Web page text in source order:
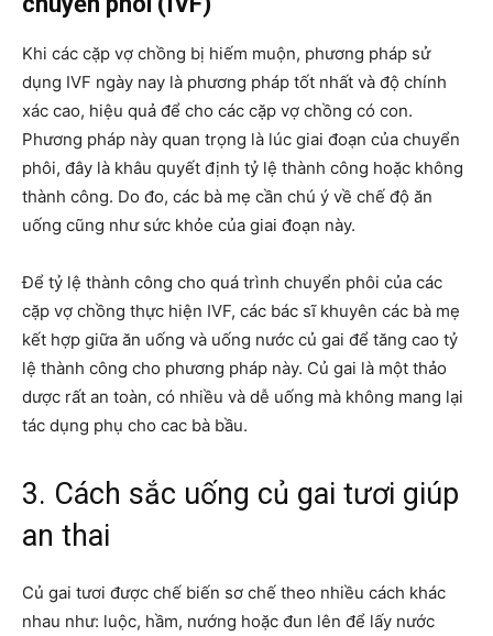
Khi các cặp vợ chồng bị hiếm muộn, phương pháp sử
dụng IVF ngày nay là phương pháp tốt nhất và độ chính
xác cao, hiệu quả để cho các cặp vợ chồng có con.
Phương pháp này quan trọng là lúc giai đoạn của chuyển
phôi, đây là khâu quyết định tỷ lệ thành công hoặc không
thành công. Do đo, các bà mẹ cần chú ý về chế độ ăn
uống cũng như sức khỏe của giai đoạn này.
Để tỷ lệ thành công cho quá trình chuyển phôi của các
cặp vợ chồng thực hiện IVF, các bác sĩ khuyên các bà mẹ
kết hợp giữa ăn uống và uống nước củ gai để tăng cao tỷ
lệ thành công cho phương pháp này. Củ gai là một thảo
dược rất an toàn, có nhiều và dễ uống mà không mang lại
tác dụng phụ cho cac bà bầu.
3. Cách sắc uống củ gai tươi giúp
an thai
Củ gai tươi được chế biến sơ chế theo nhiều cách khác
nhau như: luộc, hầm, nướng hoặc đun lên để lấy nước